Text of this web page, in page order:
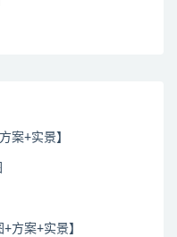
案+实景】
方案+实景】